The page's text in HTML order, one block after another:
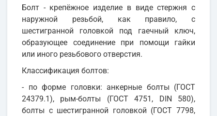
Болт - крепёжное изделие в виде стержня с
наружной резьбой, как правило, с
шестигранной головкой под гаечный ключ,
образующее соединение при помощи гайки
или иного резьбового отверстия.
Классификация болтов:
- по форме головки: анкерные болты (ГОСТ
24379.1), рым-болты (ГОСТ 4751, DIN 580),
болты с шестигранной головкой (ГОСТ 7798,